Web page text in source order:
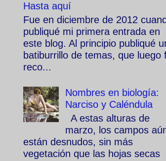
Hasta aquí
Fue en diciembre de 2012
publiqué mi primera entrada en
este blog. Al principio publiqué
batiburrillo de temas, que luego
reco...
Nombres en biología:
Narciso y Caléndula
A estas alturas de
marzo, los campos
están desnudos, sin más
vegetación que las hojas secas